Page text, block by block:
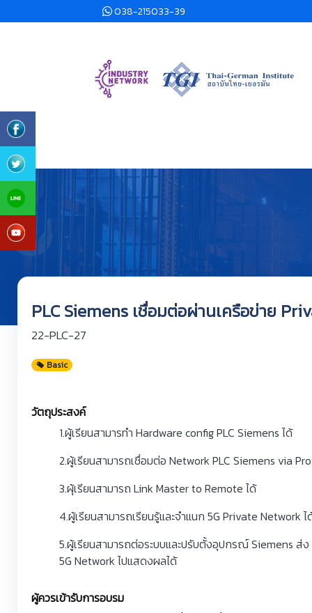
038-215033-39
PLC Siemens เชื่อมต่อผ่านเครือข่าย
22-PLC-27
Basic
วัตถุประสงค์
1.ผู้เรียนสามารทำ Hardware config PLC Siemens ได้
2.ผู้เรียนสามารถเชื่อมต่อ Network PLC Siemens via
3.ผุ้เรียนสามารถ Link Master to Remote ได้
4.ผู้เรียนสามารถเรียนรู้และจำแนก 5G Private Network ไ
5.ผู้เรียนสามารถต่อระบบและปรับตั้งอุปกรณ์ Siemens ส่
5G Network ไปแสดงผลได้
ผู้ควรเข้ารับการอบรม